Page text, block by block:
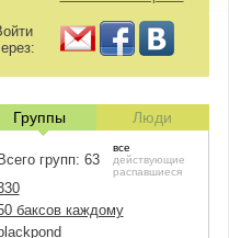
Группы Люди
Всего групп: 63
все
действующие
распавшиеся
баксов каждому
blackpond